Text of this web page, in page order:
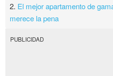
2. El mejor apartamento de
merece la pena
PUBLICIDAD